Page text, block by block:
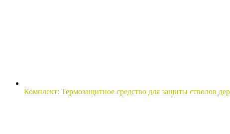
Комплект: Термозащитное средство для защиты стволов